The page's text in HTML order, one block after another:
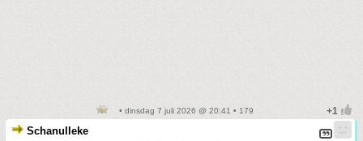
• dinsdag 7 juli 2026 @ 20:41 • 179
Schanulleke